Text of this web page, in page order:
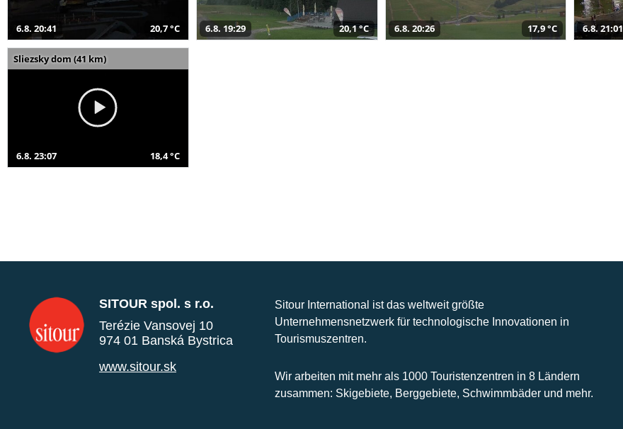
6.8. 20:41 20,7 °C 6.8. 19:29 20,1 °C 6.8. 20:26 17,9 °C 6.8. 21:01
Sliezsky dom (41 km)
6.8. 23:07 18,4 °C
SITOUR spol. s r.o.
Terézie Vansovej 10
974 01 Banská Bystrica
www.sitour.sk
Sitour International ist das weltweit größte
Unternehmensnetzwerk für technologische Innovationen in
Tourismuszentren.
Wir arbeiten mit mehr als 1000 Touristenzentren in 8 Ländern
zusammen: Skigebiete, Berggebiete, Schwimmbäder und mehr.